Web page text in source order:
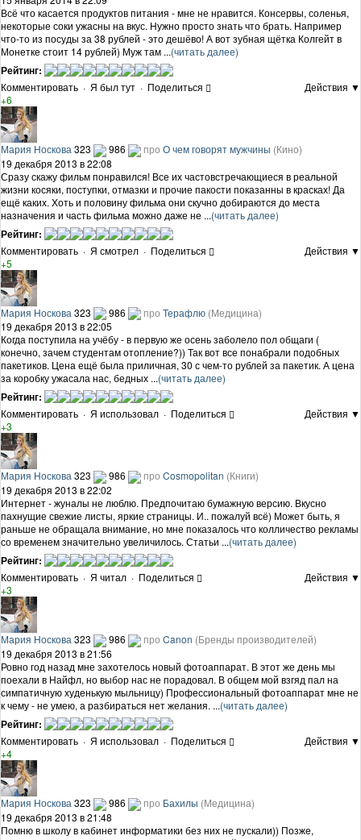
Всё что касается продуктов питания - мне не нравится. Консервы, соленья,
некоторые соки ужасны на вкус. Нужно просто знать что брать. Например
что-то из посуды за 38 рублей - это дешёво! А вот зубная щётка Колгейт в
Монетке стоит 14 рублей) Муж там ...(читать далее)
Рейтинг:
Комментировать · Я был тут · Поделиться
Действия ▼
+6
Мария Носкова 323 986 про О чем говорят мужчины (Кино)
19 декабря 2013 в 22:08
Сразу скажу фильм понравился! Все их частовстречающиеся в реальной
жизни косяки, поступки, отмазки и прочие пакости показанны в красках! Да
ещё каких. Хоть и половину фильма они скучно добираются до места
назначения и часть фильма можно даже не ...(читать далее)
Рейтинг:
Комментировать · Я смотрел · Поделиться
Действия ▼
+5
Мария Носкова 323 986 про Терафлю (Медицина)
19 декабря 2013 в 22:05
Когда поступила на учёбу - в первую же осень заболело пол общаги (
конечно, зачем студентам отопление?)) Так вот все понабрали подобных
пакетиков. Цена ещё была приличная, 30 с чем-то рублей за пакетик. А цена
за коробку ужасала нас, бедных ...(читать далее)
Рейтинг:
Комментировать · Я использовал · Поделиться
Действия ▼
+3
Мария Носкова 323 986 про Cosmopolitan (Книги)
19 декабря 2013 в 22:02
Интернет - жуналы не люблю. Предпочитаю бумажную версию. Вкусно
пахнущие свежие листы, яркие страницы. И.. пожалуй всё) Может быть, я
раньше не обращала внимание, но мне показалось что колличество рекламы
со временем значительно увеличилось. Статьи ...(читать далее)
Рейтинг:
Комментировать · Я читал · Поделиться
Действия ▼
+3
Мария Носкова 323 986 про Canon (Бренды производителей)
19 декабря 2013 в 21:56
Ровно год назад мне захотелось новый фотоаппарат. В этот же день мы
поехали в Найфл, но выбор нас не порадовал. В общем мой взгяд пал на
симпатичную худенькую мыльницу) Профессиональный фотоаппарат мне не
к чему - не умею, а разбираться нет желания. ...(читать далее)
Рейтинг:
Комментировать · Я использовал · Поделиться
Действия ▼
+4
Мария Носкова 323 986 про Бахилы (Медицина)
19 декабря 2013 в 21:48
Помню в школу в кабинет информатики без них не пускали)) Позже,